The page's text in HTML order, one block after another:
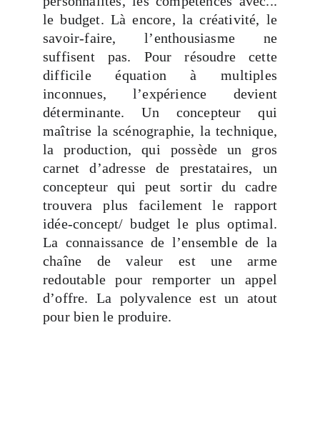
le budget. Là encore, la créativité, le
savoir-faire, l’enthousiasme ne
suffisent pas. Pour résoudre cette
difficile équation à multiples
inconnues, l’expérience devient
déterminante. Un concepteur qui
maîtrise la scénographie, la technique,
la production, qui possède un gros
carnet d’adresse de prestataires, un
concepteur qui peut sortir du cadre
trouvera plus facilement le rapport
idée-concept/ budget le plus optimal.
La connaissance de l’ensemble de la
chaîne de valeur est une arme
redoutable pour remporter un appel
d’offre. La polyvalence est un atout
pour bien le produire.